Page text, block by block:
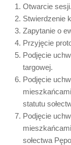
Otwarcie sesji.
Stwierdzenie
Zapytanie o
Przyjęcie
Podjęcie
targowej.
Podjęcie
statutu
Podjęcie
sołectwa